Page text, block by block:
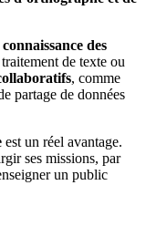
des
de texte ou
, comme
partage de données
est un réel avantage.
ses missions, par
un public